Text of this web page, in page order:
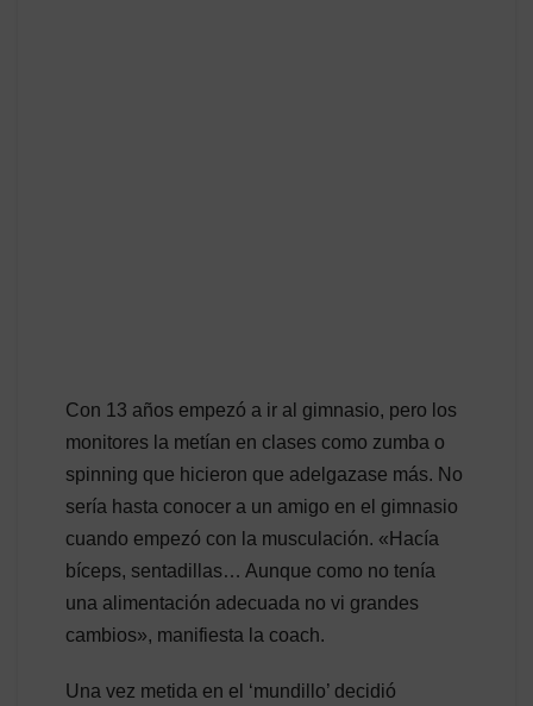
Con 13 años empezó a ir al gimnasio, pero los
monitores la metían en clases como zumba o
spinning que hicieron que adelgazase más. No
sería hasta conocer a un amigo en el gimnasio
cuando empezó con la musculación. «Hacía
bíceps, sentadillas… Aunque como no tenía
una alimentación adecuada no vi grandes
cambios», manifiesta la coach.
Una vez metida en el ‘mundillo’ decidió